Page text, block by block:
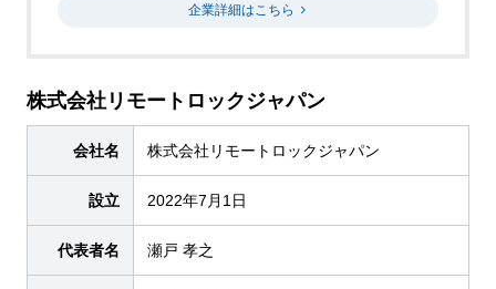
企業詳細はこちら
株式会社リモートロックジャパン
会社名 株式会社リモートロックジャパン
設立 2022年7月1日
代表者名 瀬戸 孝之